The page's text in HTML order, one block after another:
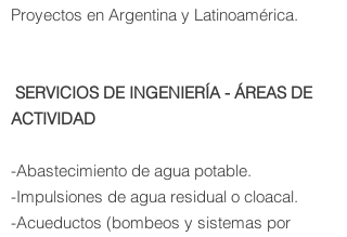
Proyectos en Argentina y Latinoamérica.
SERVICIOS DE INGENIERÍA - ÁREAS DE
ACTIVIDAD
-Abastecimiento de agua potable.
-Impulsiones de agua residual o cloacal.
-Acueductos (bombeos y sistemas por